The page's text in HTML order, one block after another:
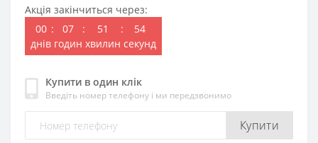
Акція закінчиться через:
00
днів
:
07
годин
:
51
хвилин
:
53
секунд
Купити в один клік
Введіть номер телефону і ми передзвонимо
Купити